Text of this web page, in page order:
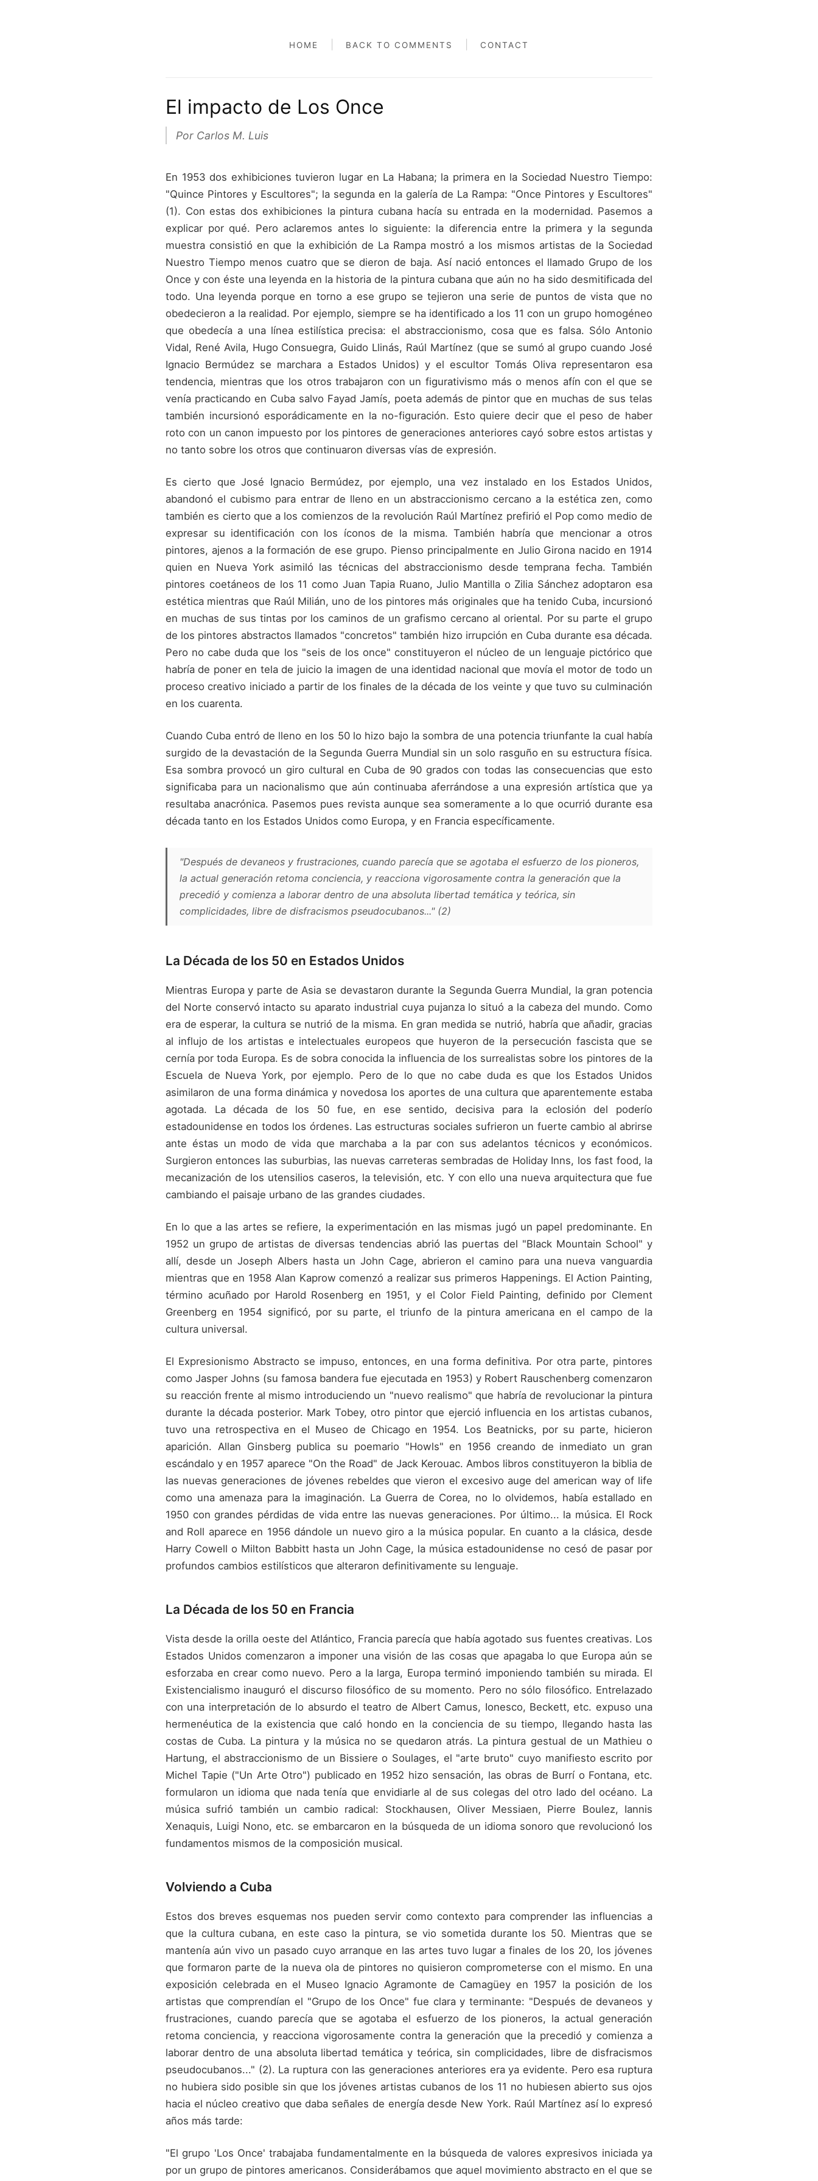
HOME BACK TO COMMENTS CONTACT
El impacto de Los Once
Por Carlos M. Luis
En 1953 dos exhibiciones tuvieron lugar en La Habana; la primera en la Sociedad Nuestro Tiempo:
"Quince Pintores y Escultores"; la segunda en la galería de La Rampa: "Once Pintores y Escultores"
(1). Con estas dos exhibiciones la pintura cubana hacía su entrada en la modernidad. Pasemos a
explicar por qué. Pero aclaremos antes lo siguiente: la diferencia entre la primera y la segunda
muestra consistió en que la exhibición de La Rampa mostró a los mismos artistas de la Sociedad
Nuestro Tiempo menos cuatro que se dieron de baja. Así nació entonces el llamado Grupo de los
Once y con éste una leyenda en la historia de la pintura cubana que aún no ha sido desmitificada del
todo. Una leyenda porque en torno a ese grupo se tejieron una serie de puntos de vista que no
obedecieron a la realidad. Por ejemplo, siempre se ha identificado a los 11 con un grupo homogéneo
que obedecía a una línea estilística precisa: el abstraccionismo, cosa que es falsa. Sólo Antonio
Vidal, René Avila, Hugo Consuegra, Guido Llinás, Raúl Martínez (que se sumó al grupo cuando José
Ignacio Bermúdez se marchara a Estados Unidos) y el escultor Tomás Oliva representaron esa
tendencia, mientras que los otros trabajaron con un figurativismo más o menos afín con el que se
venía practicando en Cuba salvo Fayad Jamís, poeta además de pintor que en muchas de sus telas
también incursionó esporádicamente en la no-figuración. Esto quiere decir que el peso de haber
roto con un canon impuesto por los pintores de generaciones anteriores cayó sobre estos artistas y
no tanto sobre los otros que continuaron diversas vías de expresión.
Es cierto que José Ignacio Bermúdez, por ejemplo, una vez instalado en los Estados Unidos,
abandonó el cubismo para entrar de lleno en un abstraccionismo cercano a la estética zen, como
también es cierto que a los comienzos de la revolución Raúl Martínez prefirió el Pop como medio de
expresar su identificación con los íconos de la misma. También habría que mencionar a otros
pintores, ajenos a la formación de ese grupo. Pienso principalmente en Julio Girona nacido en 1914
quien en Nueva York asimiló las técnicas del abstraccionismo desde temprana fecha. También
pintores coetáneos de los 11 como Juan Tapia Ruano, Julio Mantilla o Zilia Sánchez adoptaron esa
estética mientras que Raúl Milián, uno de los pintores más originales que ha tenido Cuba, incursionó
en muchas de sus tintas por los caminos de un grafismo cercano al oriental. Por su parte el grupo
de los pintores abstractos llamados "concretos" también hizo irrupción en Cuba durante esa década.
Pero no cabe duda que los "seis de los once" constituyeron el núcleo de un lenguaje pictórico que
habría de poner en tela de juicio la imagen de una identidad nacional que movía el motor de todo un
proceso creativo iniciado a partir de los finales de la década de los veinte y que tuvo su culminación
en los cuarenta.
Cuando Cuba entró de lleno en los 50 lo hizo bajo la sombra de una potencia triunfante la cual había
surgido de la devastación de la Segunda Guerra Mundial sin un solo rasguño en su estructura física.
Esa sombra provocó un giro cultural en Cuba de 90 grados con todas las consecuencias que esto
significaba para un nacionalismo que aún continuaba aferrándose a una expresión artística que ya
resultaba anacrónica. Pasemos pues revista aunque sea someramente a lo que ocurrió durante esa
década tanto en los Estados Unidos como Europa, y en Francia específicamente.
"Después de devaneos y frustraciones, cuando parecía que se agotaba el esfuerzo de los pioneros,
la actual generación retoma conciencia, y reacciona vigorosamente contra la generación que la
precedió y comienza a laborar dentro de una absoluta libertad temática y teórica, sin
complicidades, libre de disfracismos pseudocubanos..." (2)
La Década de los 50 en Estados Unidos
Mientras Europa y parte de Asia se devastaron durante la Segunda Guerra Mundial, la gran potencia
del Norte conservó intacto su aparato industrial cuya pujanza lo situó a la cabeza del mundo. Como
era de esperar, la cultura se nutrió de la misma. En gran medida se nutrió, habría que añadir, gracias
al influjo de los artistas e intelectuales europeos que huyeron de la persecución fascista que se
cernía por toda Europa. Es de sobra conocida la influencia de los surrealistas sobre los pintores de la
Escuela de Nueva York, por ejemplo. Pero de lo que no cabe duda es que los Estados Unidos
asimilaron de una forma dinámica y novedosa los aportes de una cultura que aparentemente estaba
agotada. La década de los 50 fue, en ese sentido, decisiva para la eclosión del poderío
estadounidense en todos los órdenes. Las estructuras sociales sufrieron un fuerte cambio al abrirse
ante éstas un modo de vida que marchaba a la par con sus adelantos técnicos y económicos.
Surgieron entonces las suburbias, las nuevas carreteras sembradas de Holiday Inns, los fast food, la
mecanización de los utensilios caseros, la televisión, etc. Y con ello una nueva arquitectura que fue
cambiando el paisaje urbano de las grandes ciudades.
En lo que a las artes se refiere, la experimentación en las mismas jugó un papel predominante. En
1952 un grupo de artistas de diversas tendencias abrió las puertas del "Black Mountain School" y
allí, desde un Joseph Albers hasta un John Cage, abrieron el camino para una nueva vanguardia
mientras que en 1958 Alan Kaprow comenzó a realizar sus primeros Happenings. El Action Painting,
término acuñado por Harold Rosenberg en 1951, y el Color Field Painting, definido por Clement
Greenberg en 1954 significó, por su parte, el triunfo de la pintura americana en el campo de la
cultura universal.
El Expresionismo Abstracto se impuso, entonces, en una forma definitiva. Por otra parte, pintores
como Jasper Johns (su famosa bandera fue ejecutada en 1953) y Robert Rauschenberg comenzaron
su reacción frente al mismo introduciendo un "nuevo realismo" que habría de revolucionar la pintura
durante la década posterior. Mark Tobey, otro pintor que ejerció influencia en los artistas cubanos,
tuvo una retrospectiva en el Museo de Chicago en 1954. Los Beatnicks, por su parte, hicieron
aparición. Allan Ginsberg publica su poemario "Howls" en 1956 creando de inmediato un gran
escándalo y en 1957 aparece "On the Road" de Jack Kerouac. Ambos libros constituyeron la biblia de
las nuevas generaciones de jóvenes rebeldes que vieron el excesivo auge del american way of life
como una amenaza para la imaginación. La Guerra de Corea, no lo olvidemos, había estallado en
1950 con grandes pérdidas de vida entre las nuevas generaciones. Por último... la música. El Rock
and Roll aparece en 1956 dándole un nuevo giro a la música popular. En cuanto a la clásica, desde
Harry Cowell o Milton Babbitt hasta un John Cage, la música estadounidense no cesó de pasar por
profundos cambios estilísticos que alteraron definitivamente su lenguaje.
La Década de los 50 en Francia
Vista desde la orilla oeste del Atlántico, Francia parecía que había agotado sus fuentes creativas. Los
Estados Unidos comenzaron a imponer una visión de las cosas que apagaba lo que Europa aún se
esforzaba en crear como nuevo. Pero a la larga, Europa terminó imponiendo también su mirada. El
Existencialismo inauguró el discurso filosófico de su momento. Pero no sólo filosófico. Entrelazado
con una interpretación de lo absurdo el teatro de Albert Camus, Ionesco, Beckett, etc. expuso una
hermenéutica de la existencia que caló hondo en la conciencia de su tiempo, llegando hasta las
costas de Cuba. La pintura y la música no se quedaron atrás. La pintura gestual de un Mathieu o
Hartung, el abstraccionismo de un Bissiere o Soulages, el "arte bruto" cuyo manifiesto escrito por
Michel Tapie ("Un Arte Otro") publicado en 1952 hizo sensación, las obras de Burrí o Fontana, etc.
formularon un idioma que nada tenía que envidiarle al de sus colegas del otro lado del océano. La
música sufrió también un cambio radical: Stockhausen, Oliver Messiaen, Pierre Boulez, Iannis
Xenaquis, Luigi Nono, etc. se embarcaron en la búsqueda de un idioma sonoro que revolucionó los
fundamentos mismos de la composición musical.
Volviendo a Cuba
Estos dos breves esquemas nos pueden servir como contexto para comprender las influencias a
que la cultura cubana, en este caso la pintura, se vio sometida durante los 50. Mientras que se
mantenía aún vivo un pasado cuyo arranque en las artes tuvo lugar a finales de los 20, los jóvenes
que formaron parte de la nueva ola de pintores no quisieron comprometerse con el mismo. En una
exposición celebrada en el Museo Ignacio Agramonte de Camagüey en 1957 la posición de los
artistas que comprendían el "Grupo de los Once" fue clara y terminante: "Después de devaneos y
frustraciones, cuando parecía que se agotaba el esfuerzo de los pioneros, la actual generación
retoma conciencia, y reacciona vigorosamente contra la generación que la precedió y comienza a
laborar dentro de una absoluta libertad temática y teórica, sin complicidades, libre de disfracismos
pseudocubanos..." (2). La ruptura con las generaciones anteriores era ya evidente. Pero esa ruptura
no hubiera sido posible sin que los jóvenes artistas cubanos de los 11 no hubiesen abierto sus ojos
hacia el núcleo creativo que daba señales de energía desde New York. Raúl Martínez así lo expresó
años más tarde:
"El grupo 'Los Once' trabajaba fundamentalmente en la búsqueda de valores expresivos iniciada ya
por un grupo de pintores americanos. Considerábamos que aquel movimiento abstracto en el que se